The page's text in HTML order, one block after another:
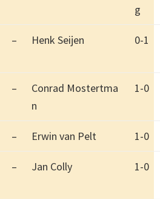
g
– Henk Seijen 0-1
–
Conrad Mostertma
n
1-0
– Erwin van Pelt 1-0
– Jan Colly 1-0